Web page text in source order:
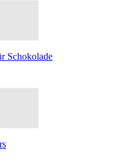
Schokolade